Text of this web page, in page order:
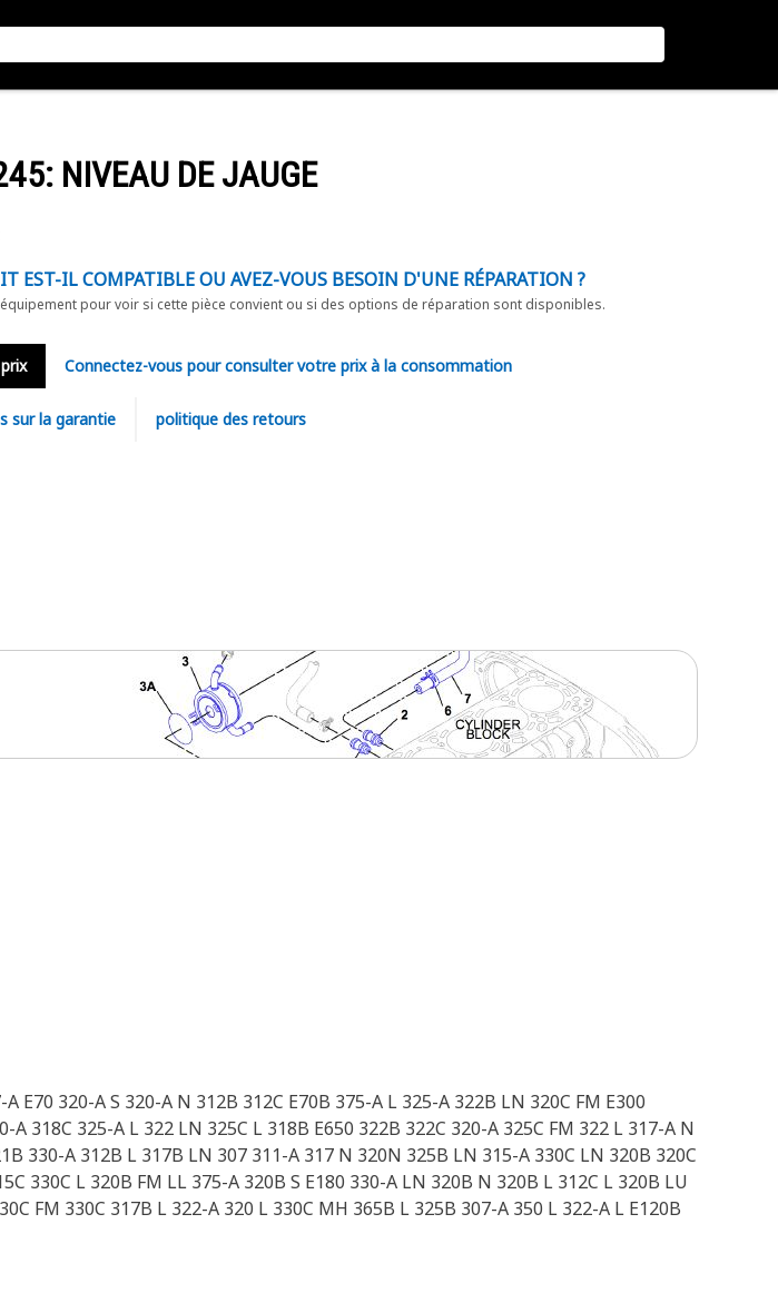
: NIVEAU DE JAUGE
EST-IL COMPATIBLE OU AVEZ-VOUS BESOIN D'UNE RÉPARATION ?
pour voir si cette pièce convient ou si des options de réparation sont disponibles.
Connectez-vous pour consulter votre prix à la consommation
sur la garantie politique des retours
320-A S 320-A N 312B 312C E70B 375-A L 325-A 322B LN 320C FM E300
318C 325-A L 322 LN 325C L 318B E650 322B 322C 320-A 325C FM 322 L 317-A N
330-A 312B L 317B LN 307 311-A 317 N 320N 325B LN 315-A 330C LN 320B 320C
330C L 320B FM LL 375-A 320B S E180 330-A LN 320B N 320B L 312C L 320B LU
FM 330C 317B L 322-A 320 L 330C MH 365B L 325B 307-A 350 L 322-A L E120B